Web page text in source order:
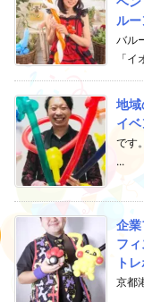
ル
バル
「
地
イ
です
...
企
フ
ト
京都